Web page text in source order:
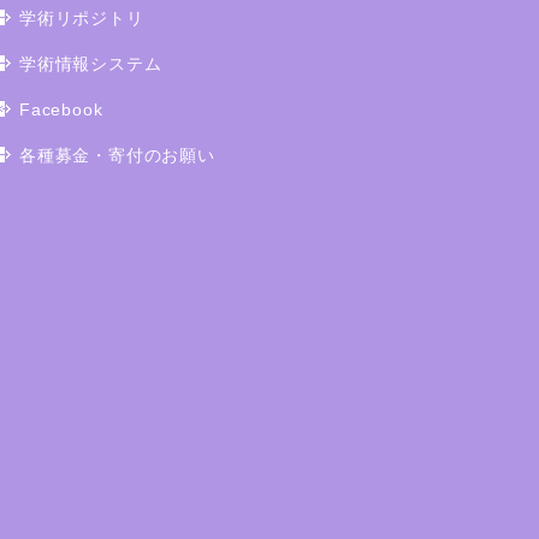
学術リポジトリ
学術情報システム
Facebook
各種募金・寄付のお願い